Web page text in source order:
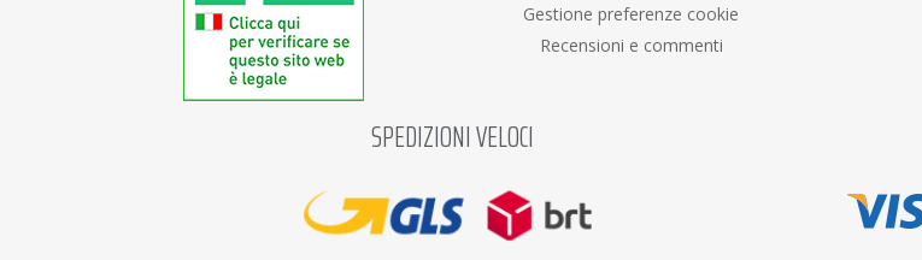
Gestione preferenze cookie
Recensioni e commenti
SPEDIZIONI VELOCI